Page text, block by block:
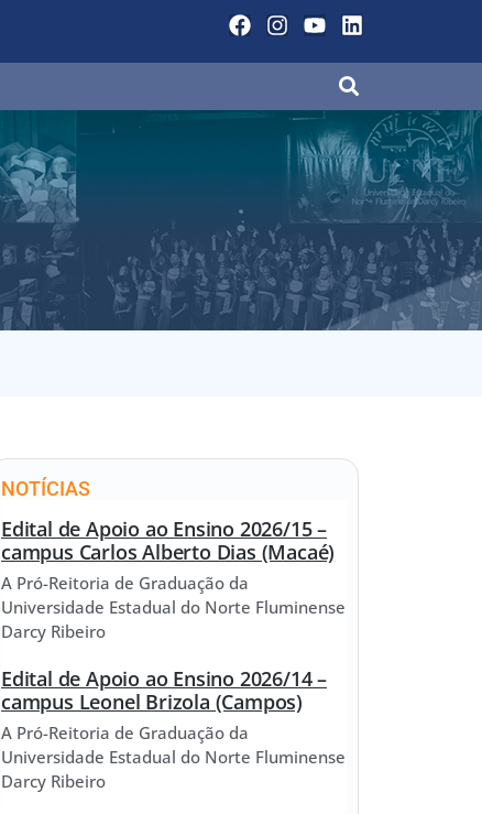
NOTÍCIAS
Edital de Apoio ao Ensino 2026/15 –
campus Carlos Alberto Dias (Macaé)
A Pró-Reitoria de Graduação da
Universidade Estadual do Norte Fluminense
Darcy Ribeiro
Edital de Apoio ao Ensino 2026/14 –
campus Leonel Brizola (Campos)
A Pró-Reitoria de Graduação da
Universidade Estadual do Norte Fluminense
Darcy Ribeiro